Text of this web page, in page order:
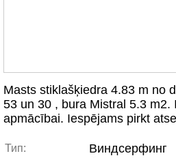
Masts stiklašķiedra 4.83 m no
53 un 30 , bura Mistral 5.3 m2.
apmācībai. Iespējams pirkt
Тип: Виндсерфинг